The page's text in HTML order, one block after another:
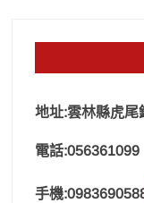
地址:雲林縣虎
電話:056361099
手機